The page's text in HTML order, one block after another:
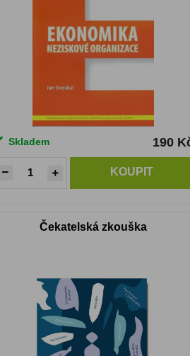
Skladem 190
KOUPIT
Čekatelská zkouška